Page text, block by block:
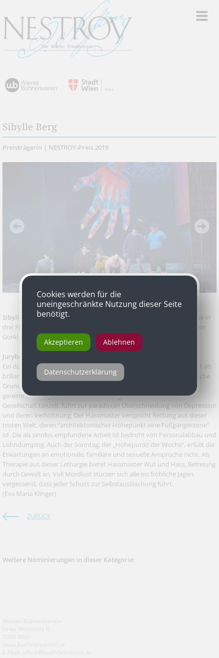
Sibylle Berg
Preisträgerin | NESTROY-Preis 2019
Sibylle Bergfür „Hass-Triptychon – Wege aus der Krise“ Eine Therapie in
drei Flügeln, Uraufführung, Koproduktion Wiener Festwochen, Maxim
Gorki Theater Berlin
Jurybegründung
Ein düsterer Befund unserer westeuropäischen Gesellschaft amüsiert als
brillant formulierte Dystopie mit enormem Spaßfaktor. Der sarkastische
Grundton und die Figur des Entertainers, Hassmaster genannt, der
gereimt und singend durch eine an Alltagsmonotonie leidende
Gesellschaft tänzelt, führt zur paradoxen Überschneidung von Depression
und deren Verhöhnung. Der Hassmaster verspricht Rettung aus dieser
tristen Welt, deren “architektonischer Höhepunkt eine Fußgängerzone“
ist. Die als sinnlos empfundene Arbeit ist bedroht von Personalabbau und
Lohndumping. Auch der Sonntag, der „Höhepunkt der Woche“, erfüllt die
Erwartungen an emotionale, familiäre und sexuelle Ansprüche nicht. Als
Therapie aus dieser Lethargie bietet Hassmaster Wut und Hass, Befreiung
durch Gewalt an. Voll Mordlust stürzen sich alle ins fröhliche Jagen,
vergessend, dass jeder Schuss zur Selbstauslöschung führt.
(Eva Maria Klinger)
ZURÜCK
Weitere Nominierungen in dieser Kategorie:
Cookies werden für die
uneingeschränkte Nutzung dieser Seite
benötigt.
Akzeptieren Ablehnen
Datenschutzerklärung